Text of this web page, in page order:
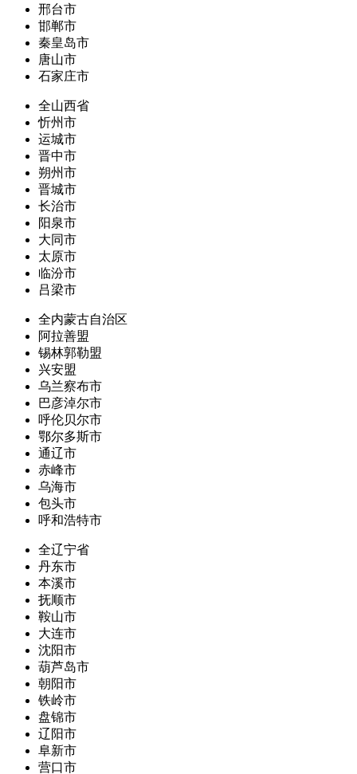
邢台市
邯郸市
秦皇岛市
唐山市
石家庄市
全山西省
忻州市
运城市
晋中市
朔州市
晋城市
长治市
阳泉市
大同市
太原市
临汾市
吕梁市
全内蒙古自治区
阿拉善盟
锡林郭勒盟
兴安盟
乌兰察布市
巴彦淖尔市
呼伦贝尔市
鄂尔多斯市
通辽市
赤峰市
乌海市
包头市
呼和浩特市
全辽宁省
丹东市
本溪市
抚顺市
鞍山市
大连市
沈阳市
葫芦岛市
朝阳市
铁岭市
盘锦市
辽阳市
阜新市
营口市